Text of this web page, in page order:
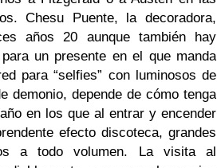
Chesu Puente, la decoradora,
años 20 aunque también hay
un presente en el que manda
para “selfies” con luminosos de
demonio, depende de cómo tenga
en los que al entrar y encender
efecto discoteca, grandes
a todo volumen. La visita al